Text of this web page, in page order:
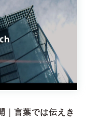
｜言葉では伝えき